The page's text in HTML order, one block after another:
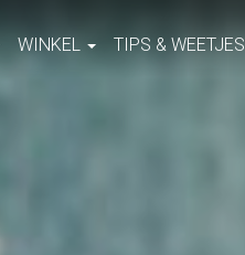
WINKEL TIPS & WEETJES